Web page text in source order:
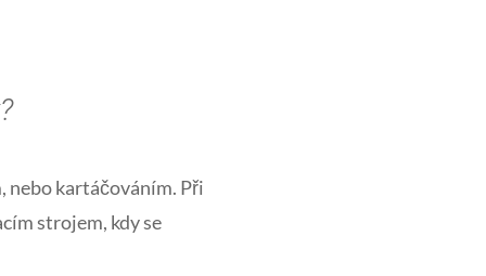
nebo kartáčováním. Při
strojem, kdy se